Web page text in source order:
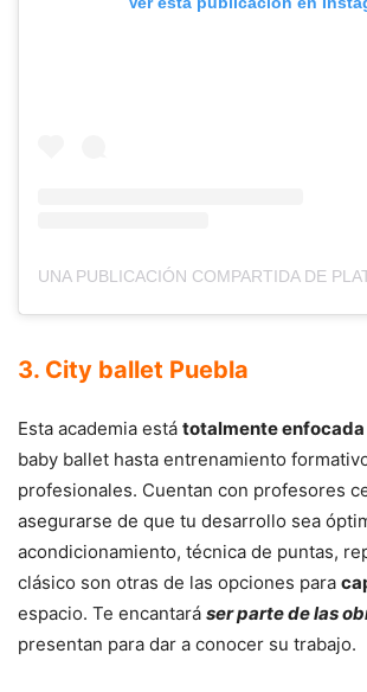
3. City ballet Puebla
Esta academia está totalmente
baby ballet hasta entrenamiento
profesionales. Cuentan con profesores
asegurarse de que tu desarrollo sea
acondicionamiento, técnica de puntas,
clásico son otras de las opciones para
espacio. Te encantará ser parte de las
presentan para dar a conocer su trabajo.